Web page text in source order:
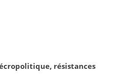
résistances